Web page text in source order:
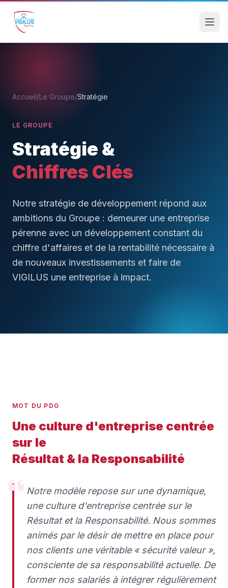
Accueil/Le Groupe/Stratégie
LE GROUPE
Stratégie &
Chiffres Clés
Notre stratégie de développement répond aux
ambitions du Groupe : demeurer une entreprise
pérenne avec un développement constant du
chiffre d'affaires et de la rentabilité nécessaire à
de nouveaux investissements et faire de
VIGILUS une entreprise à impact.
MOT DU PDG
Une culture d'entreprise centrée
sur le
Résultat & la Responsabilité
Notre modèle repose sur une dynamique,
une culture d'entreprise centrée sur le
Résultat et la Responsabilité. Nous sommes
animés par le désir de mettre en place pour
nos clients une véritable « sécurité valeur »,
consciente de sa responsabilité actuelle. De
former nos salariés à intégrer régulièrement